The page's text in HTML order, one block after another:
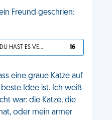
Freund geschrien:
DU HAST ES VERDIENT 16
eine graue Katze auf
Idee ist. Ich weiß
war: die Katze, die
oder mein armer